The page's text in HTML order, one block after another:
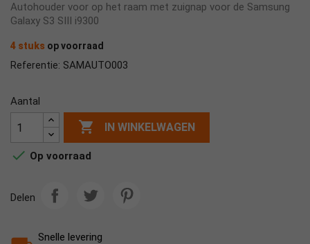
Autohouder voor op het raam met zuignap voor de Samsung
Galaxy S3 SIII i9300
4 stuks op voorraad
Referentie: SAMAUTO003
Aantal
 IN WINKELWAGEN
 Op voorraad
Delen
Snelle levering